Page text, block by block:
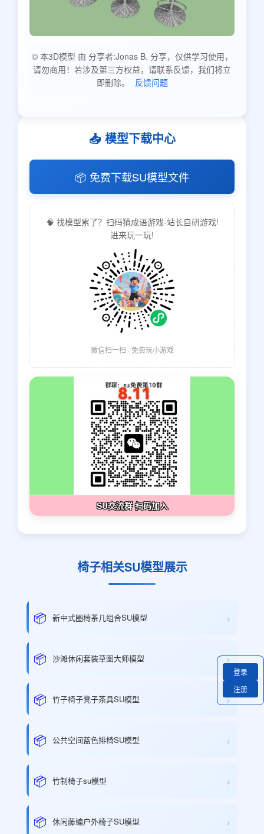
© 本3D模型 由 分享者:Jonas B. 分享，仅供学习使用，
请勿商用！若涉及第三方权益，请联系反馈，我们将立
即删除。
反馈问题
📥 模型下载中心
📦 免费下载SU模型文件
🧠 找模型累了？扫码猜成语游戏-站长自研游戏!
进来玩一玩!
微信扫一扫 · 免费玩小游戏
SU交流群 扫码加入
椅子相关SU模型展示
📦 新中式圈椅茶几组合SU模型 ›
📦 沙滩休闲套装草图大师模型 ›
📦 竹子椅子凳子茶具SU模型 ›
📦 公共空间蓝色排椅SU模型 ›
📦 竹制椅子su模型 ›
📦 休闲藤编户外椅子SU模型 ›
登录
注册